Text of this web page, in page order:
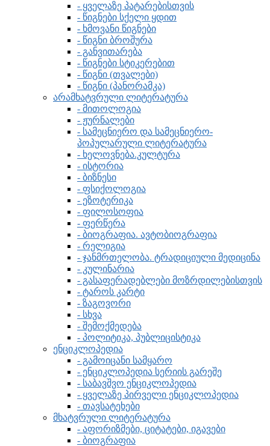
- ყველაზე პატარებისთვის
- წიგნები სქელი ყდით
- ხმოვანი წიგნები
- წიგნი ბროშურა
- განვითარება
- წიგნები სტიკერებით
- წიგნი (თვალები)
- წიგნი (პანორამკა)
არამხატვრული ლიტერატურა
- მითოლოგია
- ჟურნალები
- სამეცნიერო და სამეცნიერო-
პოპულარული ლიტერატურა
- ხელოვნება.კულტურა
- ისტორია
- ბიზნესი
- ფსიქოლოგია
- ეზოტერიკა
- ფილოსოფია
- ფერწერა
- ბიოგრაფია. ავტობიოგრაფია
- რელიგია
- ჯანმრთელობა. ტრადიციული მედიცინა
- კულინარია
- გასაფერადებლები მოზრდილებისთვის
- ტაროს კარტი
- ზაგოვორი
- სხვა
- შემოქმედება
- პოლიტიკა, პუბლიცისტიკა
ენციკლოპედია
- გამოიცანი სამყარო
- ენციკლოპედია სერიის გარეშე
- საბავშვო ენციკლოპედია
- ყველაზე პირველი ენციკლოპედია
- თავსატეხები
მხატვრული ლიტერატურა
- აფორიზმები, ციტატები, იგავები
- ბიოგრაფია